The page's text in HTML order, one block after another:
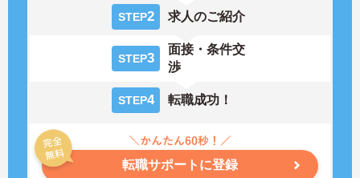
STEP2 求人のご紹介
STEP3
面接・条件交
渉
STEP4 転職成功！
転職サポートに登録